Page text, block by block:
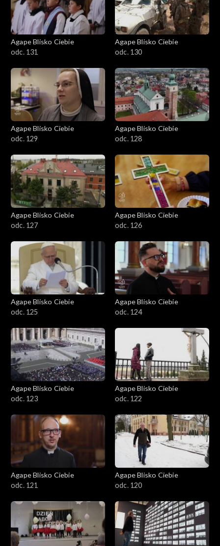
Agape Blisko Ciebie
odc. 131
Agape Blisko Ciebie
odc. 130
Agape Blisko Ciebie
odc. 129
Agape Blisko Ciebie
odc. 128
Agape Blisko Ciebie
odc. 127
Agape Blisko Ciebie
odc. 126
Agape Blisko Ciebie
odc. 125
Agape Blisko Ciebie
odc. 124
Agape Blisko Ciebie
odc. 123
Agape Blisko Ciebie
odc. 122
Agape Blisko Ciebie
odc. 121
Agape Blisko Ciebie
odc. 120